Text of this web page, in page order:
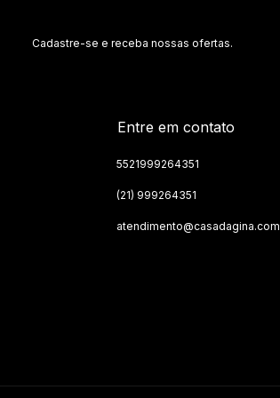
Cadastre-se e receba nossas ofertas.
Entre em contato
5521999264351
(21) 999264351
atendimento@casadagina.com